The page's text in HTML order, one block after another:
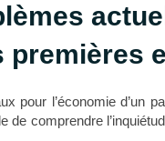
premières
pour l’économie d’un
de comprendre